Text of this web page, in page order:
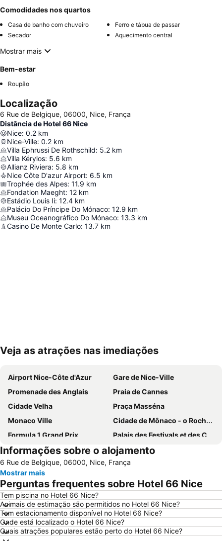
Comodidades nos quartos
Casa de banho com chuveiro
Ferro e tábua de passar
Secador
Aquecimento central
Mostrar mais
Bem-estar
Roupão
Localização
6 Rue de Belgique, 06000, Nice, França
Distância de Hotel 66 Nice
Nice: 0.2 km
Nice-Ville: 0.2 km
Villa Ephrussi De Rothschild: 5.2 km
Villa Kérylos: 5.6 km
Allianz Riviera: 5.8 km
Nice Côte D'azur Airport: 6.5 km
Trophée des Alpes: 11.9 km
Fondation Maeght: 12 km
Estádio Louis Ii: 12.4 km
Palácio Do Príncipe Do Mónaco: 12.9 km
Museu Oceanográfico Do Mónaco: 13.3 km
Casino De Monte Carlo: 13.7 km
Ampliar mapa
Veja as atrações nas imediações
Airport Nice-Côte d'Azur
Gare de Nice-Ville
Promenade des Anglais
Praia de Cannes
Cidade Velha
Praça Masséna
Monaco Ville
Cidade de Mônaco - o Rochedo
Formula 1 Grand Prix
Palais des Festivals et des Congrès
Nice Acropolis
Jean-Médecin
Monte-Carlo
Blue Beach
Port de Nice
Antibes - Juan-les-Pins Balnéaires
Antibes Activités
Stazione Ferroviaria San Remo
Riquier
Ironman France - Nice Triathlon
Nice City Tour
Rue de France
Coco Beach
Le vieux Port
Informações sobre o alojamento
6 Rue de Belgique, 06000, Nice, França
Mostrar mais
Perguntas frequentes sobre Hotel 66 Nice
Tem piscina no Hotel 66 Nice?
Animais de estimação são permitidos no Hotel 66 Nice?
Tem estacionamento disponível no Hotel 66 Nice?
Onde está localizado o Hotel 66 Nice?
Quais atrações populares estão perto do Hotel 66 Nice?